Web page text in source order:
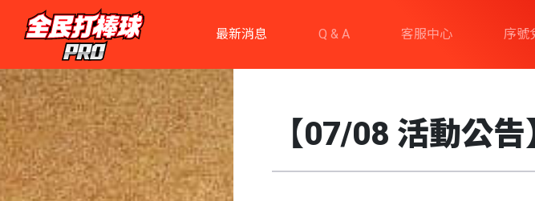
最新消息 Q & A 客服中心 序號
【07/08 活動公告